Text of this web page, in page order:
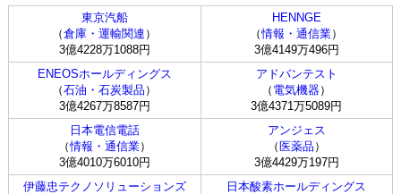
東京汽船
（倉庫・運輸関連 ）
3億4228万1088円
HENNGE
（情報・通信業）
3億4149万496円
ENEOSホールディングス
（石油・石炭製品 ）
3億4267万8587円
アドバンテスト
（ 電気機器）
3億4371万5089円
日本電信電話
（情報・通信業）
3億4010万6010円
アンジェス
（ 医薬品 ）
3億4429万197円
伊藤忠テクノソリューションズ
日本酸素ホールディングス